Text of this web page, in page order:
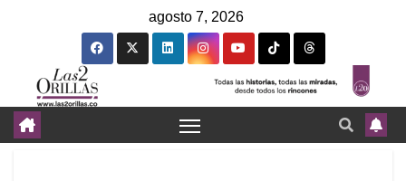
agosto 7, 2026